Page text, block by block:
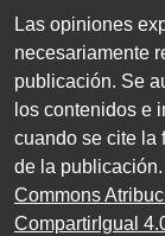
Las opiniones
necesariamente
publicación. Se
los contenidos e
cuando se cite la
de la
Commons
CompartirIgual